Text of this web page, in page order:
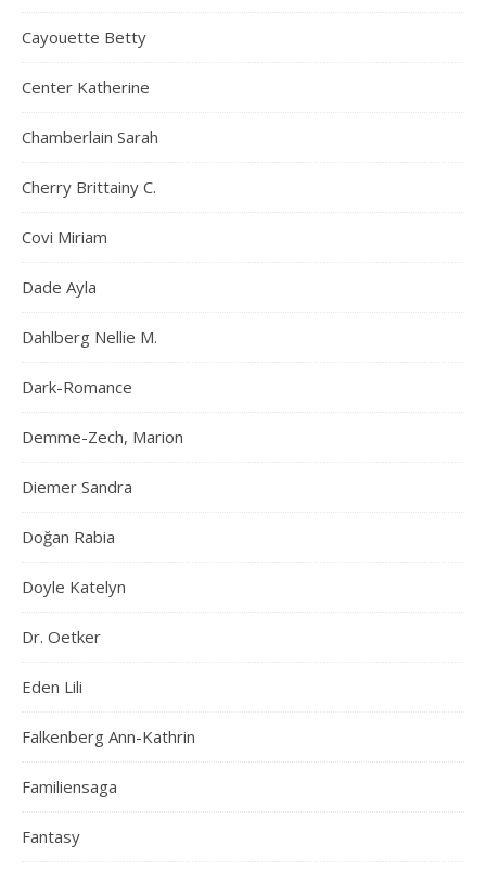
Cayouette Betty
Center Katherine
Chamberlain Sarah
Cherry Brittainy C.
Covi Miriam
Dade Ayla
Dahlberg Nellie M.
Dark-Romance
Demme-Zech, Marion
Diemer Sandra
Doğan Rabia
Doyle Katelyn
Dr. Oetker
Eden Lili
Falkenberg Ann-Kathrin
Familiensaga
Fantasy